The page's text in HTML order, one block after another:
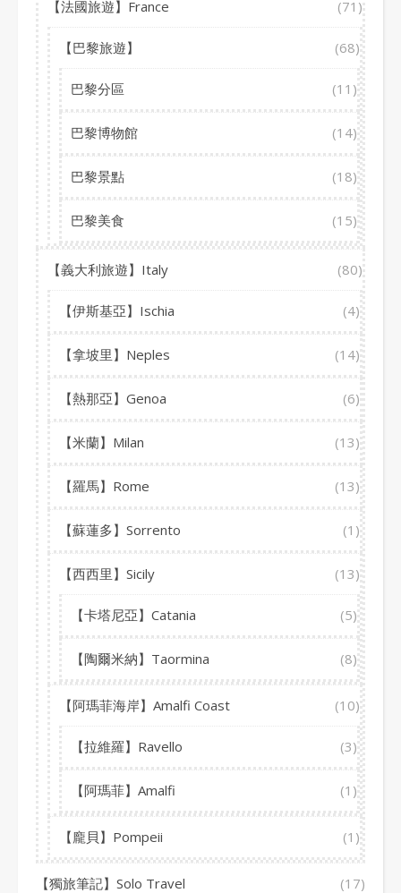
【法國旅遊】France (71)
【巴黎旅遊】 (68)
巴黎分區 (11)
巴黎博物館 (14)
巴黎景點 (18)
巴黎美食 (15)
【義大利旅遊】Italy (80)
【伊斯基亞】Ischia (4)
【拿坡里】Neples (14)
【熱那亞】Genoa (6)
【米蘭】Milan (13)
【羅馬】Rome (13)
【蘇蓮多】Sorrento (1)
【西西里】Sicily (13)
【卡塔尼亞】Catania (5)
【陶爾米納】Taormina (8)
【阿瑪菲海岸】Amalfi Coast (10)
【拉維羅】Ravello (3)
【阿瑪菲】Amalfi (1)
【龐貝】Pompeii (1)
【獨旅筆記】Solo Travel (17)